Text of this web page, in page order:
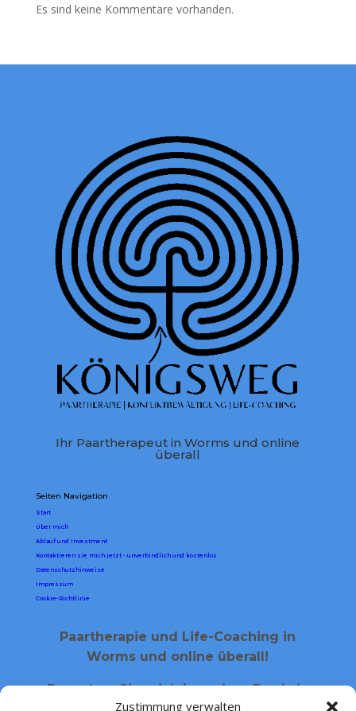
Zustimmung verwalten
Es sind keine Kommentare vorhanden.
Ihr Paartherapeut in Worms und online
überall
Seiten Navigation
Start
Über mich
Ablauf und Investment
Kontaktieren sie mich jetzt - unverbindlich und kostenlos
Datenschutzhinweise
Impressum
Cookie-Richtlinie
Paartherapie und Life-Coaching in
Worms und online überall!
Besuchen Sie mich in meiner Praxis in